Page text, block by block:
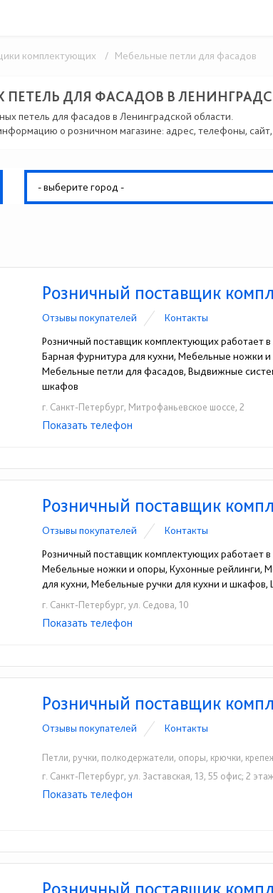
комплектующих / Мебельные петли для фасадов
ДЛЯ ФАСАДОВ В
петель для фасадов в Ленинградской области.
о розничном магазине: адрес, телефоны,
- выберите город -
Розничный поставщик
Отзывы покупателей
Контакты
Розничный поставщик комплектующих работает
Барная фурнитура для кухни, Мебельные ножки
Мебельные петли для фасадов, Выдвижные
шкафов
г. Санкт-Петербург, Митрофаньевское шоссе, 2
☎+7 (800) 500-54-67
Показать телефон
Розничный поставщик
Отзывы покупателей
Контакты
Розничный поставщик комплектующих работает
Мебельные ножки и опоры, Кухонные рейлинги,
для кухни, Мебельные ручки для кухни и
г. Санкт-Петербург, ул. Седова, 10
☎+7-921-789-50-46
Показать телефон
Розничный поставщик
Отзывы покупателей Контакты
Петли, ручки, полкодержатели, опоры, крючки,
г. Санкт-Петербург, ул. Заставская, 13, 55 офис; 2
☎+7(812)646-33-21
Показать телефон
Розничный поставщик